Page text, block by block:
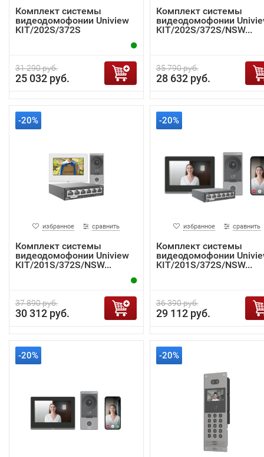
Комплект системы
видеодомофонии Uniview
KIT/202S/372S
31 290 руб.
25 032 руб.
Комплект системы
видеодомофонии
KIT/202S/372S/NSW...
35 790 руб.
28 632 руб.
-20%
избранное сравнить
Комплект системы
видеодомофонии Uniview
KIT/201S/372S/NSW...
37 890 руб.
30 312 руб.
-20%
избранное сравнить
Комплект системы
видеодомофонии
KIT/201S/372S/NSW...
36 390 руб.
29 112 руб.
-20% -20%